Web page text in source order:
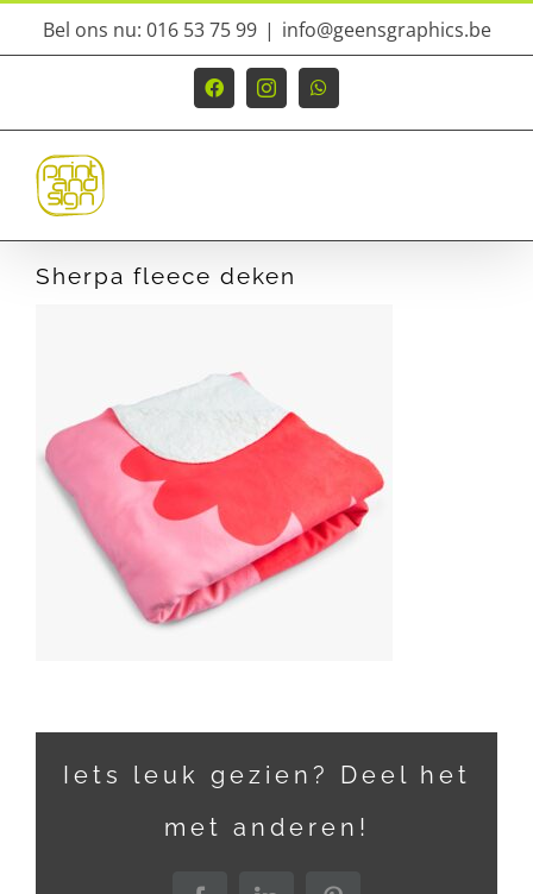
Ga
inhoud
Bel ons nu: 016 53 75 99 | info@geensgraphics.be
FacebookInstagramWhatsApp
Sherpa fleece deken
Iets leuk gezien? Deel het
met anderen!